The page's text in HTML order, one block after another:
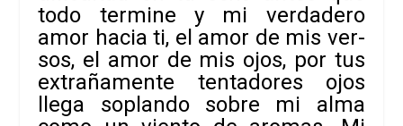
todo ter­mine y mi ver­da­dero
amor hacia ti, el amor de mis ver­
sos, el amor de mis ojos, por tus
extra­ña­mente ten­ta­do­res ojos
llega soplando sobre mi alma